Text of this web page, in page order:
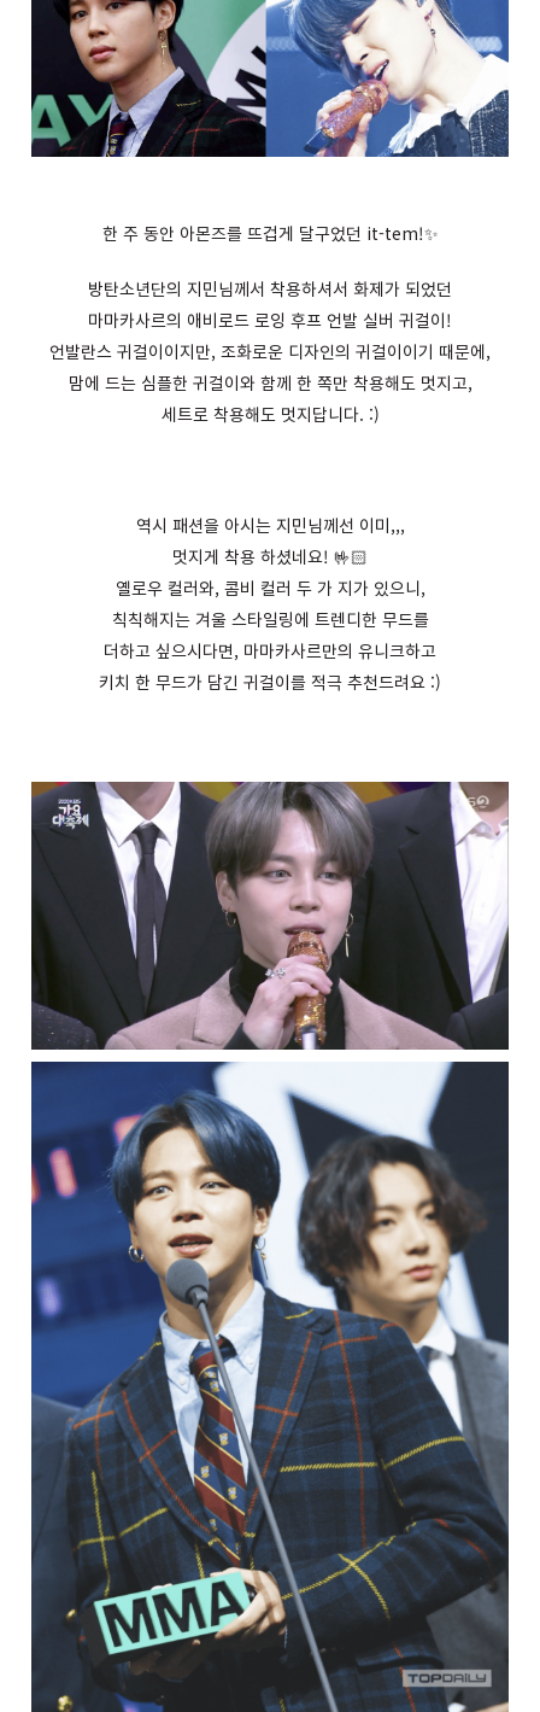
한 주 동안 아몬즈를 뜨겁게 달구었던 it-tem!✨
방탄소년단의 지민님께서 착용하셔서 화제가 되었던
마마카사르의 애비로드 로잉 후프 언발 실버 귀걸이!
언발란스 귀걸이이지만, 조화로운 디자인의 귀걸이이기 때문에,
맘에 드는 심플한 귀걸이와 함께 한 쪽만 착용해도 멋지고,
세트로 착용해도 멋지답니다. :)
역시 패션을 아시는 지민님께선 이미,,,
멋지게 착용 하셨네요! 🤟🏻
옐로우 컬러와, 콤비 컬러 두 가 지가 있으니,
칙칙해지는 겨울 스타일링에 트렌디한 무드를
더하고 싶으시다면, 마마카사르만의 유니크하고
키치 한 무드가 담긴 귀걸이를 적극 추천드려요 :)